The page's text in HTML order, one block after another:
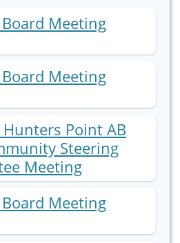
Meeting
Meeting
Hunters Point AB
Steering
Meeting
Meeting